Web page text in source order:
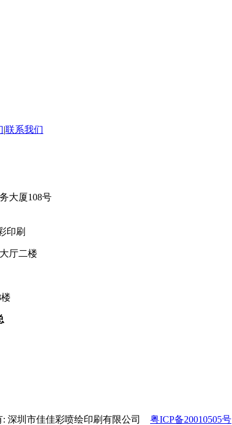
|联系我们
大厦108号
印刷
厅二楼
: 深圳市佳佳彩喷绘印刷有限公司 粤ICP备20010505号